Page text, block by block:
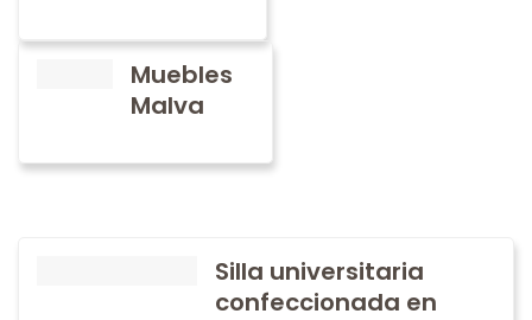
Muebles
Malva
Silla universitaria
confeccionada en